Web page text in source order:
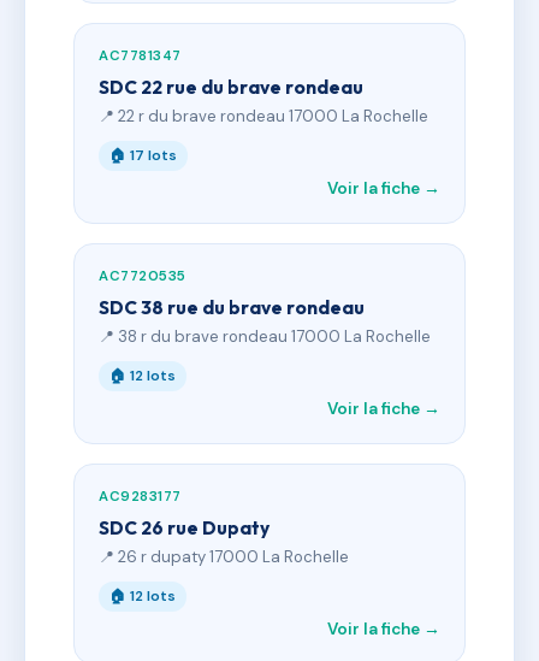
AC7781347
SDC 22 rue du brave rondeau
📍 22 r du brave rondeau 17000 La Rochelle
🏠 17 lots
Voir la fiche →
AC7720535
SDC 38 rue du brave rondeau
📍 38 r du brave rondeau 17000 La Rochelle
🏠 12 lots
Voir la fiche →
AC9283177
SDC 26 rue Dupaty
📍 26 r dupaty 17000 La Rochelle
🏠 12 lots
Voir la fiche →